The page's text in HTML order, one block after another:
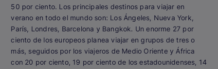
50 por ciento. Los principales destinos para viajar en
verano en todo el mundo son: Los Ángeles, Nueva York,
París, Londres, Barcelona y Bangkok. Un enorme 27 por
ciento de los europeos planea viajar en grupos de tres o
más, seguidos por los viajeros de Medio Oriente y África
con 20 por ciento, 19 por ciento de los estadounidenses, 14